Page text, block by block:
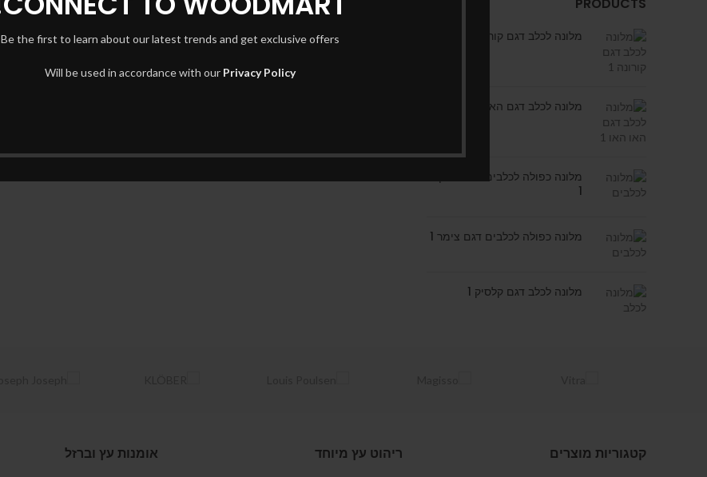
Be the first to learn about our latest trends and get exclusive offers
Will be used in accordance with our Privacy Policy
מלונה לכלב דגם קורונה 1
מלונה לכלב דגם האו האו 1
מלונה כפולה לכלבים דגם בריקס
1
מלונה כפולה לכלבים דגם צימר 1
מלונה לכלב דגם קלסיק 1
קטגוריות מוצרים ריהוט עץ מיוחד אומנות עץ וברזל